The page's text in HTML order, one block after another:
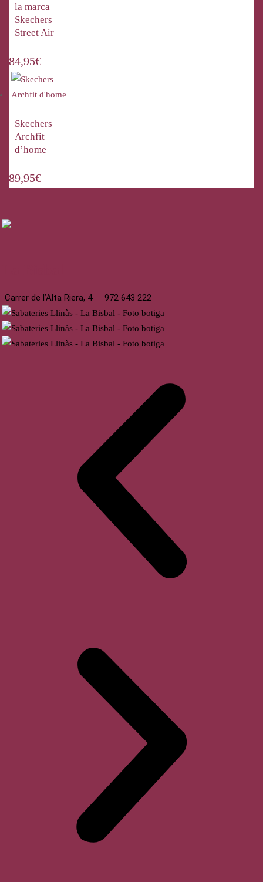
la marca
Skechers
Street Air
84,95€
Skechers
Archfit
d’home
89,95€
Carrer de l’Alta Riera, 4 972 643 222